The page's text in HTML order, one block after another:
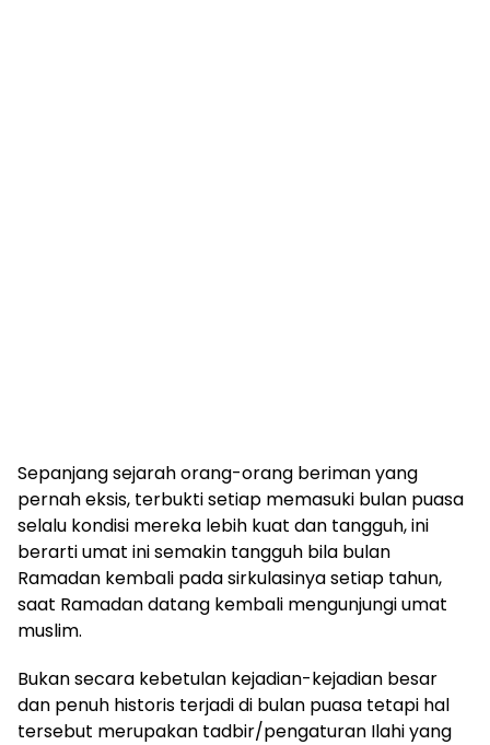
Sepanjang sejarah orang-orang beriman yang
pernah eksis, terbukti setiap memasuki bulan puasa
selalu kondisi mereka lebih kuat dan tangguh, ini
berarti umat ini semakin tangguh bila bulan
Ramadan kembali pada sirkulasinya setiap tahun,
saat Ramadan datang kembali mengunjungi umat
muslim.
Bukan secara kebetulan kejadian-kejadian besar
dan penuh historis terjadi di bulan puasa tetapi hal
tersebut merupakan tadbir/pengaturan Ilahi yang